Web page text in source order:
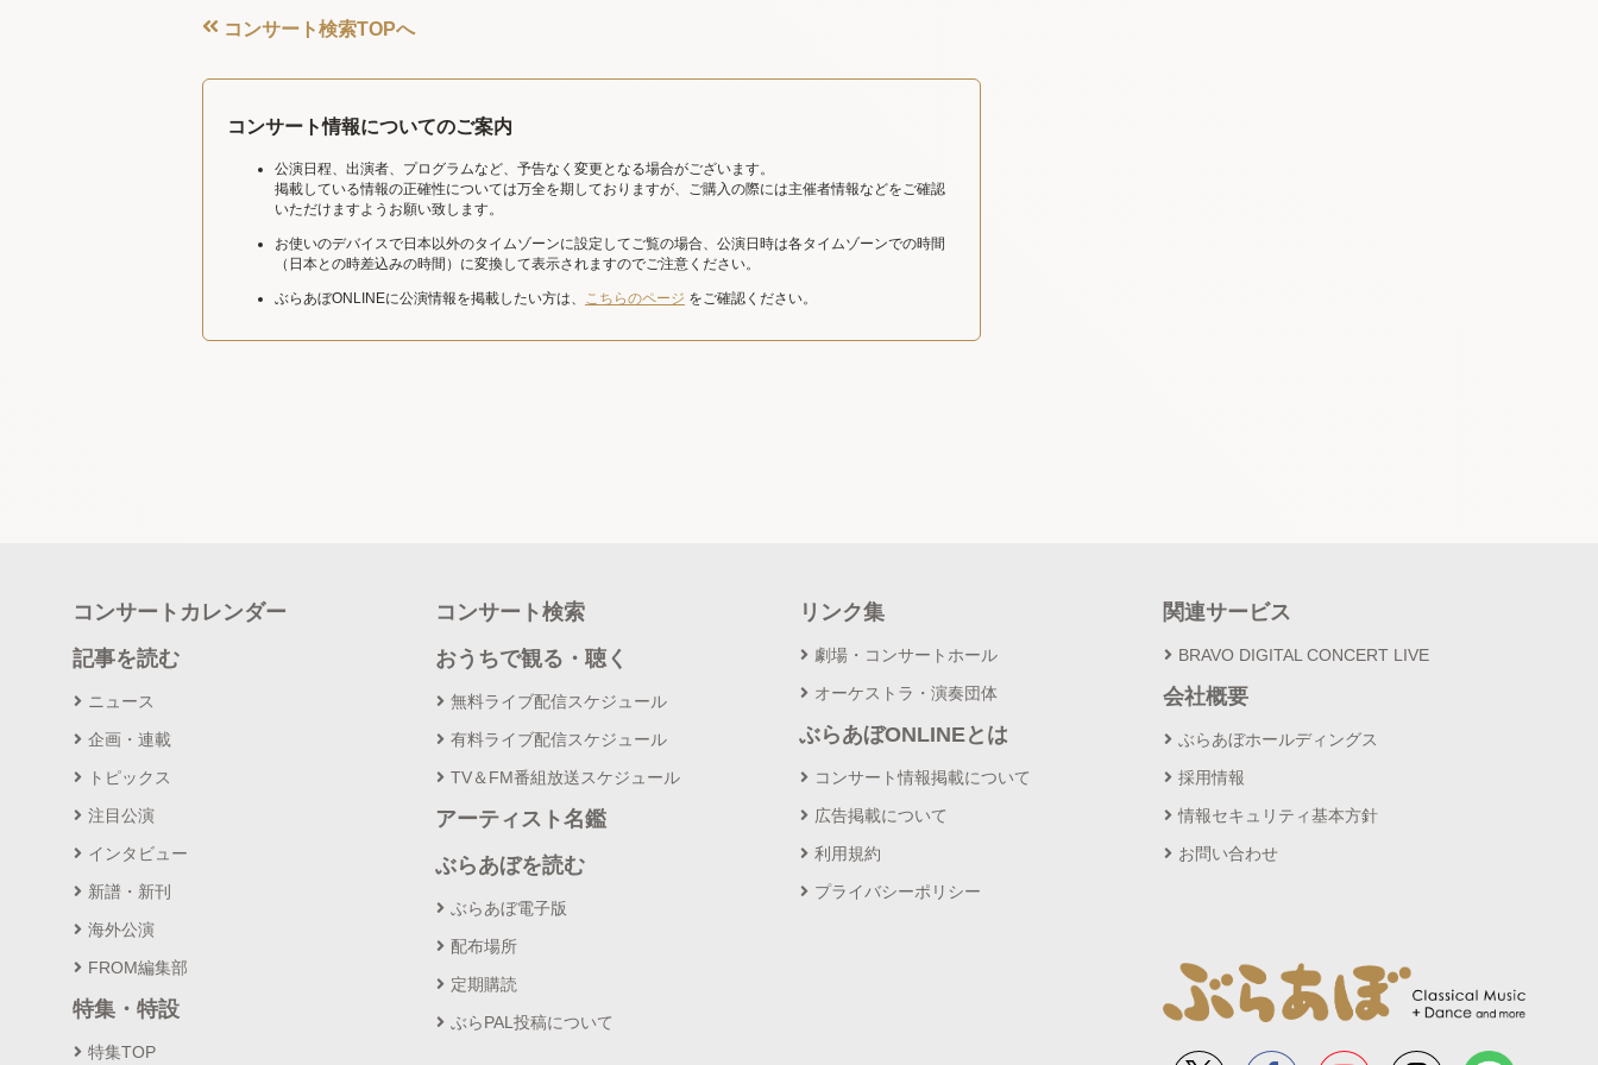
コンサート検索TOPへ
コンサート情報についてのご案内
公演日程、出演者、プログラムなど、予告なく変更となる場合がございます。
掲載している情報の正確性については万全を期しておりますが、ご購入の際には主催者情報などをご確認
いただけますようお願い致します。
お使いのデバイスで日本以外のタイムゾーンに設定してご覧の場合、公演日時は各タイムゾーンでの時間
（日本との時差込みの時間）に変換して表示されますのでご注意ください。
ぶらあぼONLINEに公演情報を掲載したい方は、 こちらのページ をご確認ください。
コンサートカレンダー
記事を読む
ニュース
企画・連載
トピックス
注目公演
インタビュー
新譜・新刊
海外公演
FROM編集部
特集・特設
特集TOP
コンサート検索
おうちで観る・聴く
無料ライブ配信スケジュール
有料ライブ配信スケジュール
TV＆FM番組放送スケジュール
アーティスト名鑑
ぶらあぼを読む
ぶらあぼ電子版
配布場所
定期購読
ぶらPAL投稿について
リンク集
劇場・コンサートホール
オーケストラ・演奏団体
ぶらあぼONLINEとは
コンサート情報掲載について
広告掲載について
利用規約
プライバシーポリシー
関連サービス
BRAVO DIGITAL CONCERT LIVE
会社概要
ぶらあぼホールディングス
採用情報
情報セキュリティ基本方針
お問い合わせ